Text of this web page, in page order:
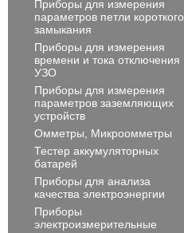
Приборы для измерения
параметров петли короткого
замыкания
Приборы для измерения
времени и тока отключения
УЗО
Приборы для измерения
параметров заземляющих
устройств
Омметры, Микроомметры
Тестер аккумуляторных
батарей
Приборы для анализа
качества электроэнергии
Приборы
электроизмерительные